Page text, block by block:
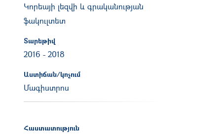
Կորեայի լեզվի և գրականության
ֆակուլտետ
Տարեթիվ
2016 - 2018
Աստիճան/կոչում
Մագիստրոս
Հաստատություն